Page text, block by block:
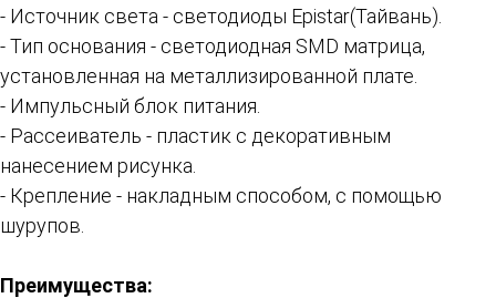
- Источник света - светодиоды Epistar(Тайвань).
- Тип основания - светодиодная SMD матрица,
установленная на металлизированной плате.
- Импульсный блок питания.
- Рассеиватель - пластик с декоративным
нанесением рисунка.
- Крепление - накладным способом, с помощью
шурупов.
Преимущества: